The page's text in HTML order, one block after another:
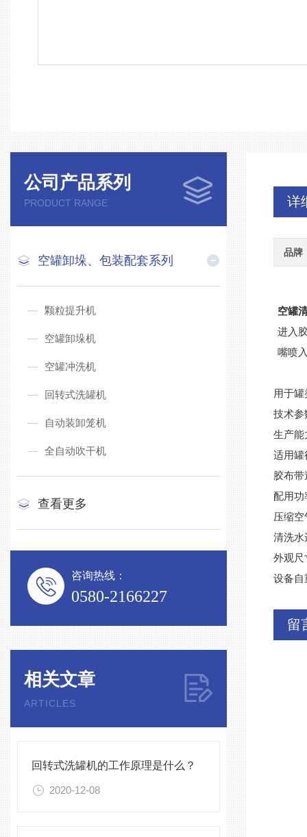
公司产品系列
PRODUCT RANGE
空罐卸垛、包装配套系列
颗粒提升机
空罐卸垛机
空罐冲洗机
回转式洗罐机
自动装卸笼机
全自动吹干机
查看更多
咨询热线：
0580-2166227
相关文章
ARTICLES
回转式洗罐机的工作原理是什么？
2020-12-08
详
品牌
空罐
进入
嘴喷
用于
技术参
生产能
适用罐
胶布
配用功
压缩
清洗水
外观尺
设备自
留